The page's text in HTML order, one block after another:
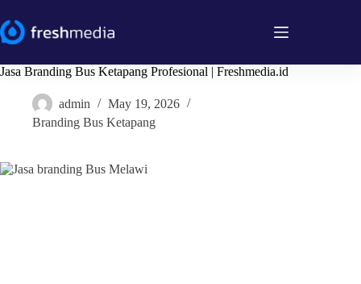
to
content
Jasa Branding Bus Ketapang Profesional | Freshmedia.id
admin
May 19, 2026
Branding Bus Ketapang